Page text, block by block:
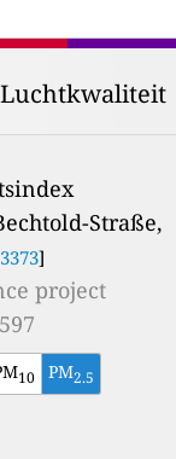
Luchtkwaliteit
Straße,
]
project
10 PM2.5